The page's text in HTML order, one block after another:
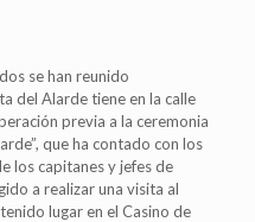
se han reunido
del Alarde tiene en la calle
previa a la ceremonia
que ha contado con los
los capitanes y jefes de
a realizar una visita al
lugar en el Casino de